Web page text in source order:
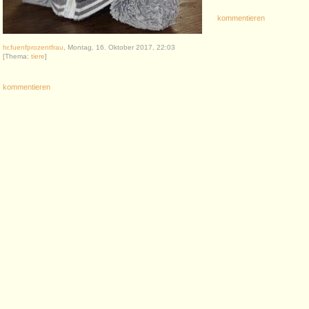
hr.fuenfprozentfrau , Montag, 16. Oktober 2017, 22:03
[Thema: tiere]
kommentieren
kommentieren